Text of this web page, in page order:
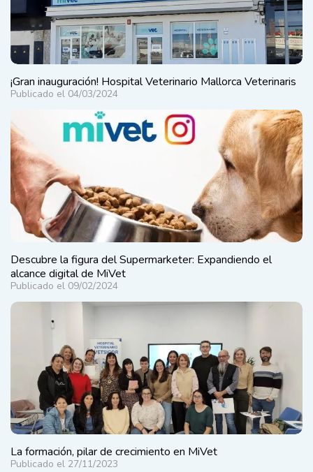
¡Gran inauguración! Hospital Veterinario Mallorca Veterinaris
Publicado el 04/03/2024
Descubre la figura del Supermarketer: Expandiendo el
alcance digital de MiVet
Publicado el 09/02/2024
La formación, pilar de crecimiento en MiVet
Publicado el 27/11/2023